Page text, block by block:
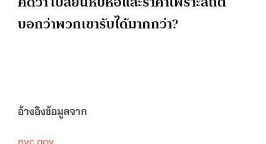
บอกว่าพวกเขารับได้มากกว่า?
อ้างอิงข้อมูลจาก
nyc.gov